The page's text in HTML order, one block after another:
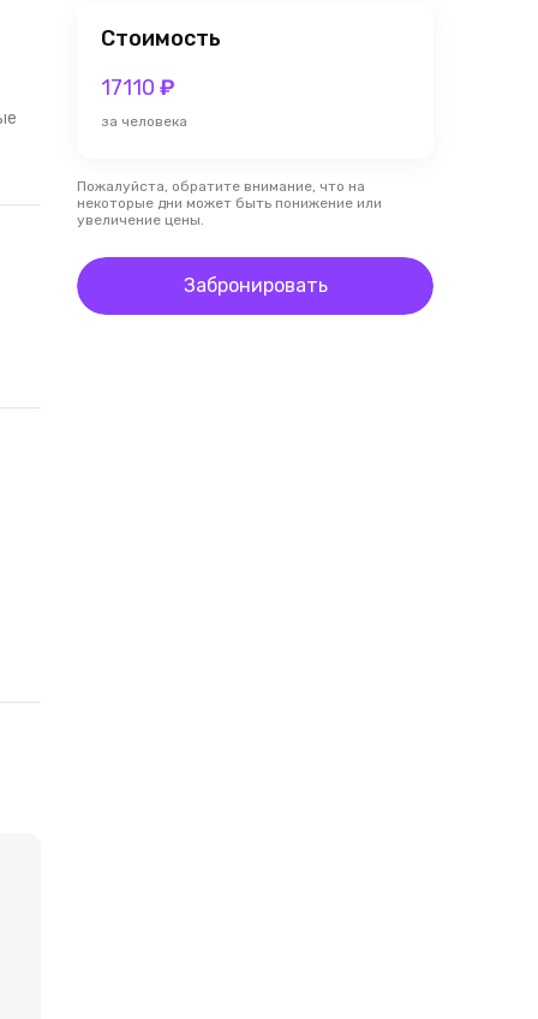
Стоимость
17110 ₽
за человека
Пожалуйста, обратите внимание, что на
некоторые дни может быть понижение или
увеличение цены.
Забронировать